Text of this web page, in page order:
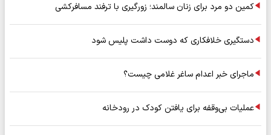
کمین دو مرد برای زنان سالمند؛ زورگیری با ترفند مسافرکشی
دستگیری خلافکاری که دوست داشت پلیس شود
ماجرای خبر اعدام ساغر غلامی چیست؟
عملیات بی‌وقفه برای یافتن کودک در رودخانه